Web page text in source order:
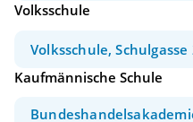
Volksschule
Volksschule, Schulgasse
Kaufmännische Schule